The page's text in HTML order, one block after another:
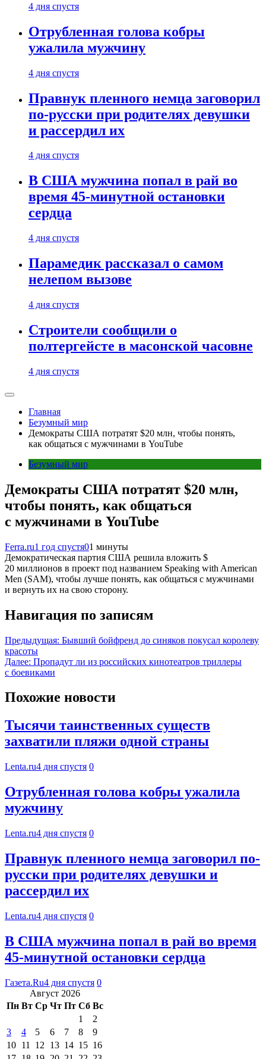
4 дня спустя
Отрубленная голова кобры
ужалила мужчину
4 дня спустя
Правнук пленного немца заговорил
по-русски при родителях девушки
и рассердил их
4 дня спустя
В США мужчина попал в рай во
время 45-минутной остановки
сердца
4 дня спустя
Парамедик рассказал о самом
нелепом вызове
4 дня спустя
Строители сообщили о
полтергейсте в масонской часовне
4 дня спустя
Главная
Безумный мир
Демократы США потратят $20 млн, чтобы понять,
как общаться с мужчинами в YouTube
Безумный мир
Демократы США потратят $20 млн,
чтобы понять, как общаться
с мужчинами в YouTube
Ferra.ru1 год спустя01 минуты
Демократическая партия США решила вложить $
20 миллионов в проект под названием Speaking with American
Men (SAM), чтобы лучше понять, как общаться с мужчинами
и вернуть их на свою сторону.
Навигация по записям
Предыдущая: Бывший бойфренд до синяков покусал королеву
красоты
Далее: Пропадут ли из российских кинотеатров триллеры
с боевиками
Похожие новости
Тысячи таинственных существ
захватили пляжи одной страны
Lenta.ru4 дня спустя 0
Отрубленная голова кобры ужалила
мужчину
Lenta.ru4 дня спустя 0
Правнук пленного немца заговорил по-
русски при родителях девушки и
рассердил их
Lenta.ru4 дня спустя 0
В США мужчина попал в рай во время
45-минутной остановки сердца
Газета.Ru4 дня спустя 0
Август 2026
Пн Вт Ср Чт Пт Сб Вс
1
2
3
4 5 6 7 8
9
10 11 12 13 14 15 16